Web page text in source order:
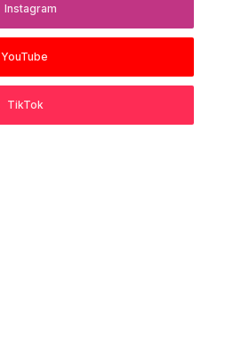
Instagram
YouTube
TikTok